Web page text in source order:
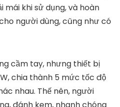
MFQ 36400
chỉ vậy, máy đánh
kích thước nhỏ gọn nên có
gian nhà bếp. Phần thân
ABS cao cấp với khả